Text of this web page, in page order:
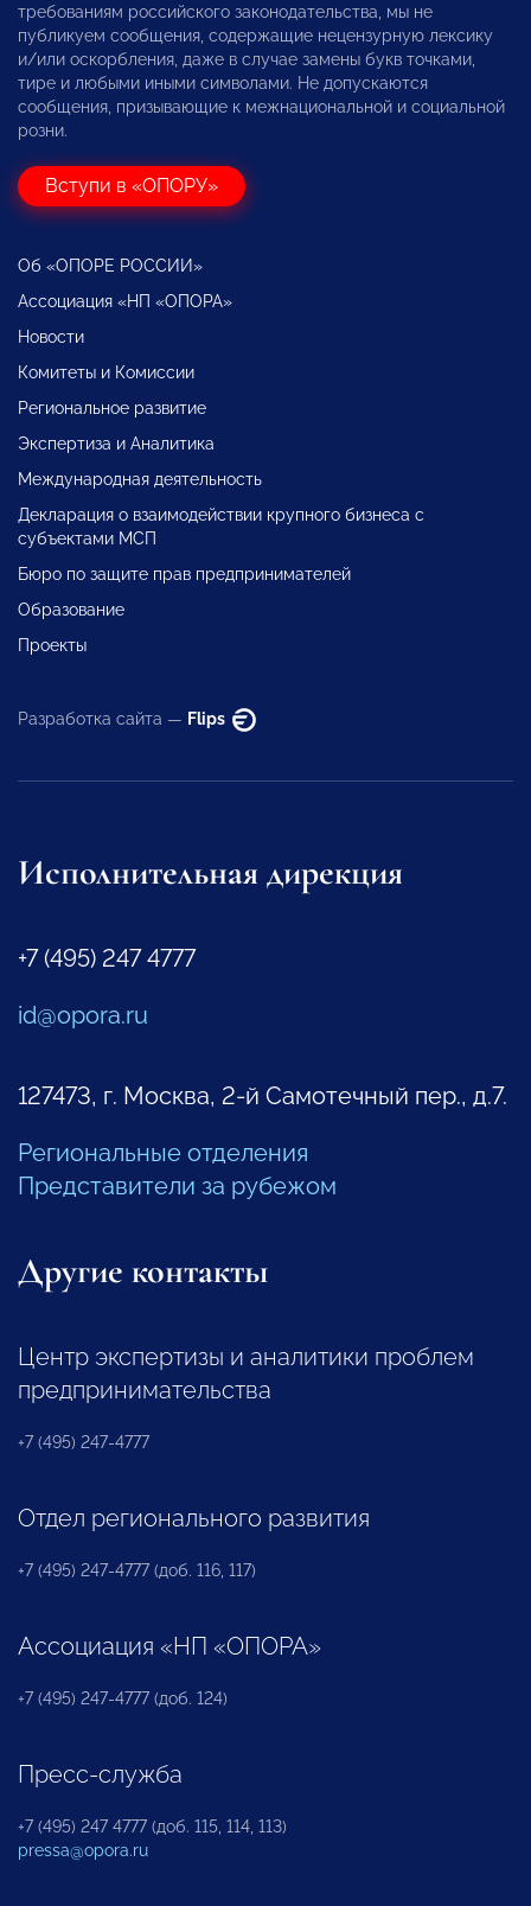
требованиям российского законодательства, мы не
публикуем сообщения, содержащие нецензурную лексику
и/или оскорбления, даже в случае замены букв точками,
тире и любыми иными символами. Не допускаются
сообщения, призывающие к межнациональной и социальной
розни.
Вступи в «ОПОРУ»
Об «ОПОРЕ РОССИИ»
Ассоциация «НП «ОПОРА»
Новости
Комитеты и Комиссии
Региональное развитие
Экспертиза и Аналитика
Международная деятельность
Декларация о взаимодействии крупного бизнеса с
субъектами МСП
Бюро по защите прав предпринимателей
Образование
Проекты
Разработка сайта — Flips
Исполнительная дирекция
+7 (495) 247 4777
id@opora.ru
127473, г. Москва, 2-й Самотечный пер., д.7.
Региональные отделения
Представители за рубежом
Другие контакты
Центр экспертизы и аналитики проблем
предпринимательства
+7 (495) 247-4777
Отдел регионального развития
+7 (495) 247-4777 (доб. 116, 117)
Ассоциация «НП «ОПОРА»
+7 (495) 247-4777 (доб. 124)
Пресс-служба
+7 (495) 247 4777 (доб. 115, 114, 113)
pressa@opora.ru